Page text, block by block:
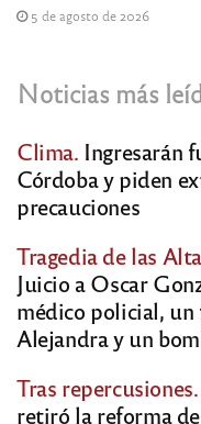
5 de agosto de 2026
Noticias más
Clima. Ingresarán
Córdoba y piden
precauciones
Tragedia de las
Juicio a Oscar
médico policial,
Alejandra y un
Tras repercusiones.
retiró la reforma